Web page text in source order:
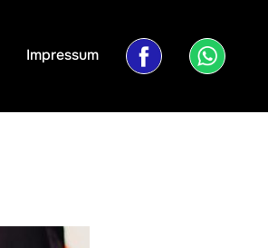
Impressum
fblin
wali